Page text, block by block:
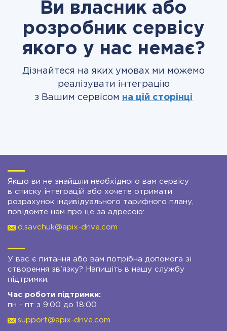
Ви власник або
розробник сервісу
якого у нас немає?
Дізнайтеся на яких умовах ми можемо
реалізувати інтеграцію
з Вашим сервісом на цій сторінці
Якщо ви не знайшли необхідного вам сервісу
в списку інтеграцій або хочете отримати
розрахунок індивідуального тарифного плану,
повідомте нам про це за адресою:
d.savchuk@apix-drive.com
У вас є питання або вам потрібна допомога зі
створення зв'язку? Напишіть в нашу службу
підтримки:
Час роботи підтримки:
пн - пт з 9:00 до 18:00
support@apix-drive.com